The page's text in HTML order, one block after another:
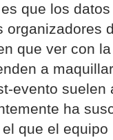
que los
que ver con
a
evento suelen
ha
que el